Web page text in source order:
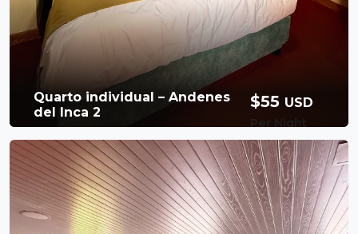
Booking Now
Quarto individual – Andenes
del Inca 2
$55 USD
Per Night
O quarto individual do Andenes del Inca II é
perfeito para viajantes individuais que
buscam conforto, privacidade e um lugar
aconchegante para relaxar. Com uma cama